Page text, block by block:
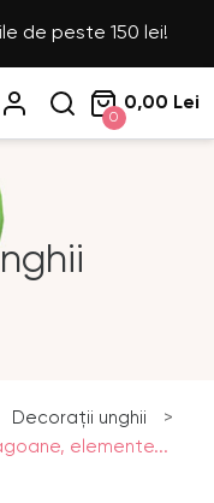
de peste 150 lei!
0
0,00 Lei
Decorații unghii
>
elemente...